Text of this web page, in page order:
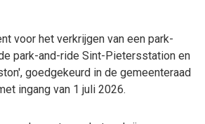
voor het verkrijgen van een park-
park-and-ride Sint-Pietersstation en
goedgekeurd in de gemeenteraad
ingang van 1 juli 2026.